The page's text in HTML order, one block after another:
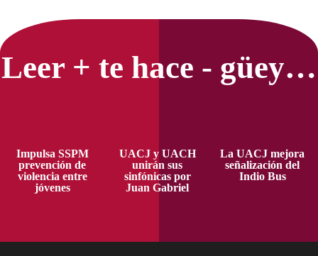
Sidebar
Leer + te hace - güey…
Impulsa SSPM
prevención de
violencia entre
jóvenes
UACJ y UACH
unirán sus
sinfónicas por
Juan Gabriel
La UACJ mejora
señalización del
Indio Bus